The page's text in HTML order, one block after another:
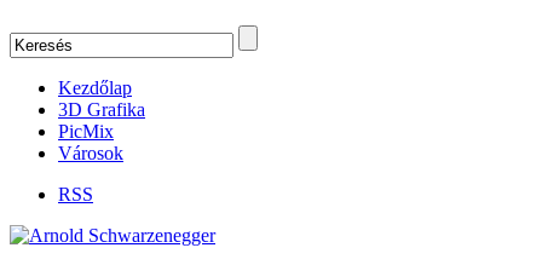
Kezdőlap
3D Grafika
PicMix
Városok
RSS